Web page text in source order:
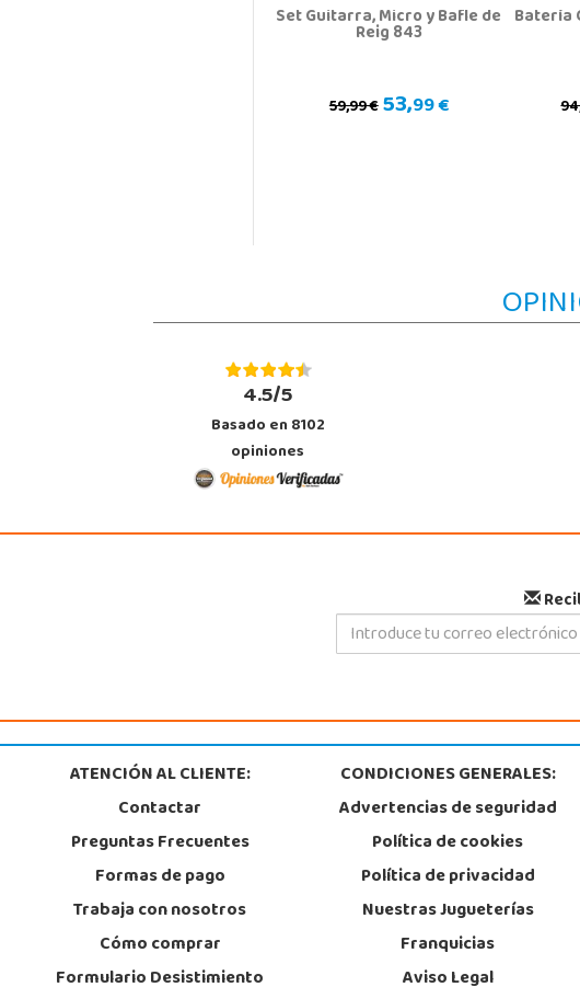
Set Guitarra, Micro y Bafle de
Reig 843
59,99 €53,99 €
Batería
4.5/5
Basado en 8102
opiniones
ATENCIÓN AL CLIENTE:
Contactar
Preguntas Frecuentes
Formas de pago
Trabaja con nosotros
Cómo comprar
Formulario Desistimiento
CONDICIONES GENERALES:
Advertencias de seguridad
Política de cookies
Política de privacidad
Nuestras Jugueterías
Franquicias
Aviso Legal